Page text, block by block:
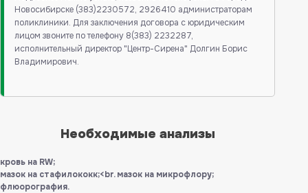
Новосибирске (383)2230572, 2926410 администраторам
поликлиники. Для заключения договора с юридическим
лицом звоните по телефону 8(383) 2232287,
исполнительный директор "Центр-Сирена" Долгин Борис
Владимирович.
Необходимые анализы
кровь на RW;
мазок на стафилококк;<br. мазок на микрофлору;
флюорография.